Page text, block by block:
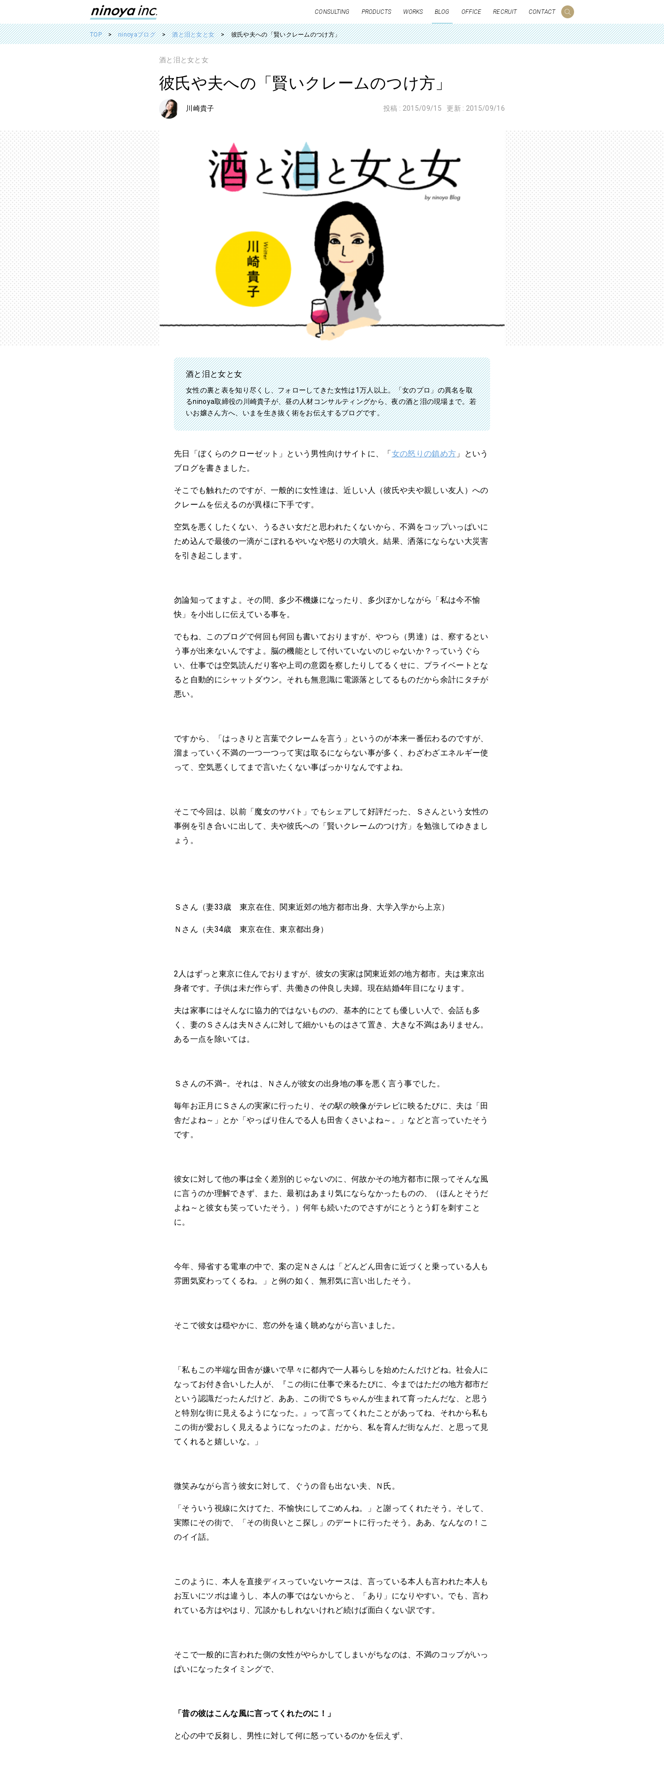
CONSULTING PRODUCTS WORKS BLOG OFFICE RECRUIT CONTACT
TOP ninoyaブログ 酒と泪と女と女 彼氏や夫への「賢いクレームのつけ方」
酒と泪と女と女
彼氏や夫への「賢いクレームのつけ方」
川崎貴子 投稿 : 2015/09/15 更新 : 2015/09/16
酒と泪と女と女
女性の裏と表を知り尽くし、フォローしてきた女性は1万人以上。「女のプロ」の異名を取
るninoya取締役の川崎貴子が、昼の人材コンサルティングから、夜の酒と泪の現場まで。若
いお嬢さん方へ、いまを生き抜く術をお伝えするブログです。
先日「ぼくらのクローゼット」という男性向けサイトに、「 女の怒りの鎮め方 」という
ブログを書きました。
そこでも触れたのですが、一般的に女性達は、近しい人（彼氏や夫や親しい友人）への
クレームを伝えるのが異様に下手です。
空気を悪くしたくない、うるさい女だと思われたくないから、不満をコップいっぱいに
ため込んで最後の一滴がこぼれるやいなや怒りの大噴火。結果、洒落にならない大災害
を引き起こします。
勿論知ってますよ。その間、多少不機嫌になったり、多少ぼかしながら「私は今不愉
快」を小出しに伝えている事を。
でもね、このブログで何回も何回も書いておりますが、やつら（男達）は、察するとい
う事が出来ないんですよ。脳の機能として付いていないのじゃないか？っていうぐら
い、仕事では空気読んだり客や上司の意図を察したりしてるくせに、プライベートとな
ると自動的にシャットダウン。それも無意識に電源落としてるものだから余計にタチが
悪い。
ですから、「はっきりと言葉でクレームを言う」というのが本来一番伝わるのですが、
溜まっていく不満の一つ一つって実は取るにならない事が多く、わざわざエネルギー使
って、空気悪くしてまで言いたくない事ばっかりなんですよね。
そこで今回は、以前「魔女のサバト」でもシェアして好評だった、Ｓさんという女性の
事例を引き合いに出して、夫や彼氏への「賢いクレームのつけ方」を勉強してゆきまし
ょう。
Ｓさん（妻33歳 東京在住、関東近郊の地方都市出身、大学入学から上京）
Ｎさん（夫34歳 東京在住、東京都出身）
2人はずっと東京に住んでおりますが、彼女の実家は関東近郊の地方都市。夫は東京出
身者です。子供は未だ作らず、共働きの仲良し夫婦。現在結婚4年目になります。
夫は家事にはそんなに協力的ではないものの、基本的にとても優しい人で、会話も多
く、妻のＳさんは夫Ｎさんに対して細かいものはさて置き、大きな不満はありません。
ある一点を除いては。
Ｓさんの不満−。それは、Ｎさんが彼女の出身地の事を悪く言う事でした。
毎年お正月にＳさんの実家に行ったり、その駅の映像がテレビに映るたびに、夫は「田
舎だよね～」とか「やっぱり住んでる人も田舎くさいよね～。」などと言っていたそう
です。
彼女に対して他の事は全く差別的じゃないのに、何故かその地方都市に限ってそんな風
に言うのか理解できず、また、最初はあまり気にならなかったものの、（ほんとそうだ
よね～と彼女も笑っていたそう。）何年も続いたのでさすがにとうとう釘を刺すこと
に。
今年、帰省する電車の中で、案の定Ｎさんは「どんどん田舎に近づくと乗っている人も
雰囲気変わってくるね。」と例の如く、無邪気に言い出したそう。
そこで彼女は穏やかに、窓の外を遠く眺めながら言いました。
「私もこの半端な田舎が嫌いで早々に都内で一人暮らしを始めたんだけどね。社会人に
なってお付き合いした人が、『この街に仕事で来るたびに、今まではただの地方都市だ
という認識だったんだけど、ああ、この街でＳちゃんが生まれて育ったんだな、と思う
と特別な街に見えるようになった。』って言ってくれたことがあってね、それから私も
この街が愛おしく見えるようになったのよ。だから、私を育んだ街なんだ、と思って見
てくれると嬉しいな。」
微笑みながら言う彼女に対して、ぐうの音も出ない夫、Ｎ氏。
「そういう視線に欠けてた、不愉快にしてごめんね。」と謝ってくれたそう。そして、
実際にその街で、「その街良いとこ探し」のデートに行ったそう。ああ、なんなの！こ
のイイ話。
このように、本人を直接ディスっていないケースは、言っている本人も言われた本人も
お互いにツボは違うし、本人の事ではないからと、「あり」になりやすい。でも、言わ
れている方はやはり、冗談かもしれないけれど続けば面白くない訳です。
そこで一般的に言われた側の女性がやらかしてしまいがちなのは、不満のコップがいっ
ぱいになったタイミングで、
「昔の彼はこんな風に言ってくれたのに！」
と心の中で反芻し、男性に対して何に怒っているのかを伝えず、